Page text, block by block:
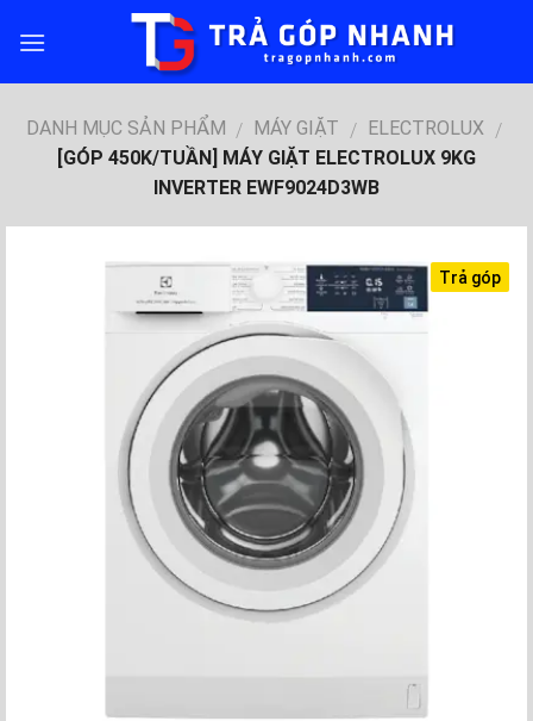
DANH MỤC SẢN PHẨM / MÁY GIẶT / ELECTROLUX /
[GÓP 450K/TUẦN] MÁY GIẶT ELECTROLUX 9KG
INVERTER EWF9024D3WB
Trả góp